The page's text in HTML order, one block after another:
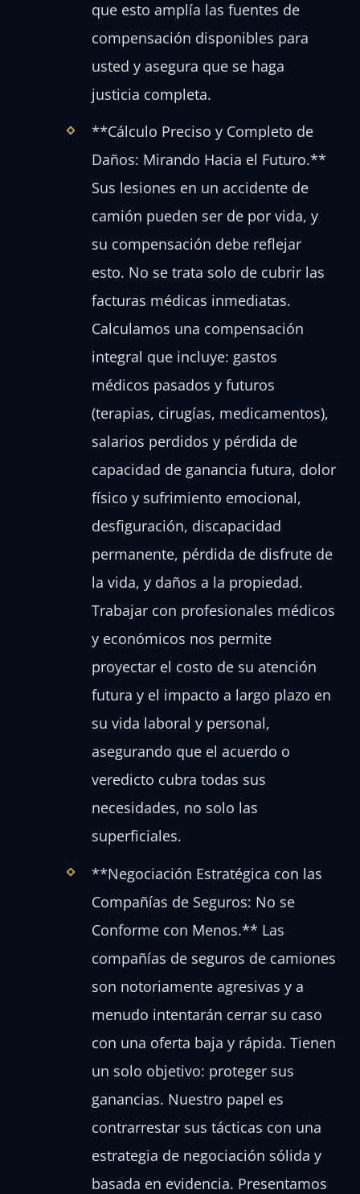
que esto amplía las fuentes de
compensación disponibles para
usted y asegura que se haga
justicia completa.
**Cálculo Preciso y Completo de
Daños: Mirando Hacia el Futuro.**
Sus lesiones en un accidente de
camión pueden ser de por vida, y
su compensación debe reflejar
esto. No se trata solo de cubrir las
facturas médicas inmediatas.
Calculamos una compensación
integral que incluye: gastos
médicos pasados y futuros
(terapias, cirugías, medicamentos),
salarios perdidos y pérdida de
capacidad de ganancia futura, dolor
físico y sufrimiento emocional,
desfiguración, discapacidad
permanente, pérdida de disfrute de
la vida, y daños a la propiedad.
Trabajar con profesionales médicos
y económicos nos permite
proyectar el costo de su atención
futura y el impacto a largo plazo en
su vida laboral y personal,
asegurando que el acuerdo o
veredicto cubra todas sus
necesidades, no solo las
superficiales.
**Negociación Estratégica con las
Compañías de Seguros: No se
Conforme con Menos.** Las
compañías de seguros de camiones
son notoriamente agresivas y a
menudo intentarán cerrar su caso
con una oferta baja y rápida. Tienen
un solo objetivo: proteger sus
ganancias. Nuestro papel es
contrarrestar sus tácticas con una
estrategia de negociación sólida y
basada en evidencia. Presentamos